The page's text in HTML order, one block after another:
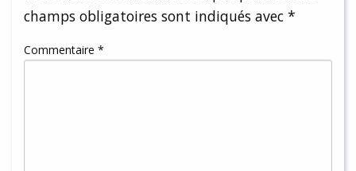
champs obligatoires sont indiqués avec *
Commentaire *